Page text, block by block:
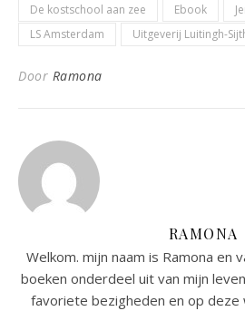
De kostschool aan zee Ebook
LS Amsterdam
Uitgeverij Luitingh-
Door Ramona
RAMONA
Welkom. mijn naam is Ramona en
boeken onderdeel uit van mijn
favoriete bezigheden en op deze